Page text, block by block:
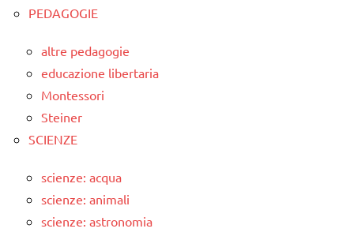
PEDAGOGIE
altre pedagogie
educazione libertaria
Montessori
Steiner
SCIENZE
scienze: acqua
scienze: animali
scienze: astronomia